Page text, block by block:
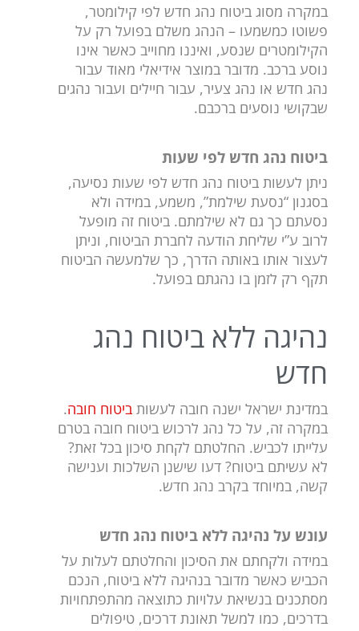
במקרה מסוג ביטוח נהג חדש לפי קילומטר,
פשוטו כמשמעו – הנהג משלם בפועל רק על
הקילומטרים שנסע, ואיננו מחוייב כאשר אינו
נוסע ברכב. מדובר במוצר אידיאלי מאוד עבור
נהג חדש או נהג צעיר, עבור חיילים ועבור נהגים
שבקושי נוסעים ברכבם.
ביטוח נהג חדש לפי שעות
ניתן לעשות ביטוח נהג חדש לפי שעות נסיעה,
בסגנון “נסעת שילמת”, משמע, במידה ולא
נסעתם כך גם לא שילמתם. ביטוח זה מופעל
לרוב ע”י שליחת הודעה לחברת הביטוח, וניתן
לעצור אותו באותה הדרך, כך שלמעשה הביטוח
תקף רק לזמן בו נהגתם בפועל.
נהיגה ללא ביטוח נהג
חדש
במדינת ישראל ישנה חובה לעשות ביטוח חובה.
במקרה זה, על כל נהג לרכוש ביטוח חובה בטרם
עלייתו לכביש. החלטתם לקחת סיכון בכל זאת?
לא עשיתם ביטוח? דעו שישנן השלכות וענישה
קשה, במיוחד בקרב נהג חדש.
עונש על נהיגה ללא ביטוח נהג חדש
במידה ולקחתם את הסיכון והחלטתם לעלות על
הכביש כאשר מדובר בנהיגה ללא ביטוח, הנכם
מסתכנים בנשיאת עלויות כתוצאה מהתפתחויות
בדרכים, כמו למשל תאונת דרכים, טיפולים